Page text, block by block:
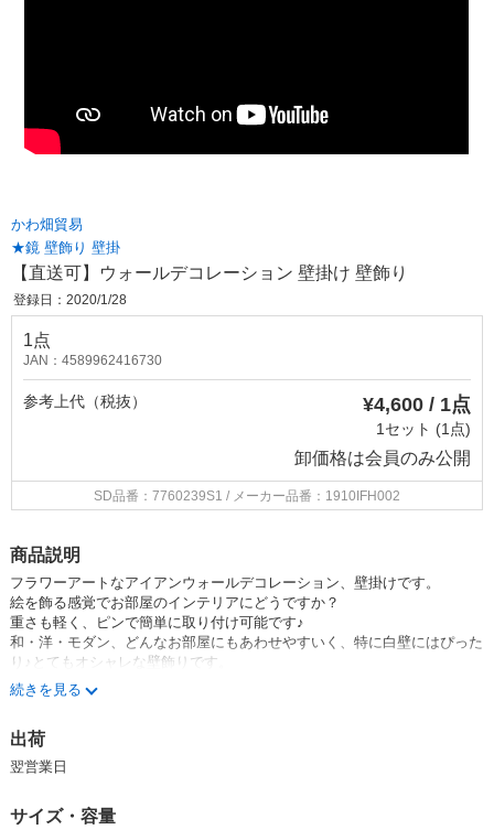
かわ畑貿易
★鏡 壁飾り 壁掛
【直送可】ウォールデコレーション 壁掛け 壁飾り
登録日：2020/1/28
1点
JAN：4589962416730
参考上代（税抜） ¥4,600 / 1点
1セット (1点)
卸価格は会員のみ公開
SD品番：7760239S1 / メーカー品番：1910IFH002
商品説明
フラワーアートなアイアンウォールデコレーション、壁掛けです。
絵を飾る感覚でお部屋のインテリアにどうですか？
重さも軽く、ピンで簡単に取り付け可能です♪
和・洋・モダン、どんなお部屋にもあわせやすいく、特に白壁にはぴった
り♪とてもオシャレな壁飾りです。
＊ビス、釘、ピンなど、壁に取り付ける為の部材は付属しておりません。
お近くのホームセンター等でお求めください。
★おすすめ人気商品
★再入荷・定番商品
＊今回入荷分はピンクのお花の色が前回より少し明るくなっています。ネ
続きを見る
出荷
翌営業日
サイズ・容量